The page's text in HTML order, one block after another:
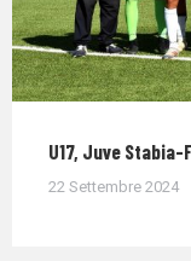
U17, Juve
22 Settembre 2024